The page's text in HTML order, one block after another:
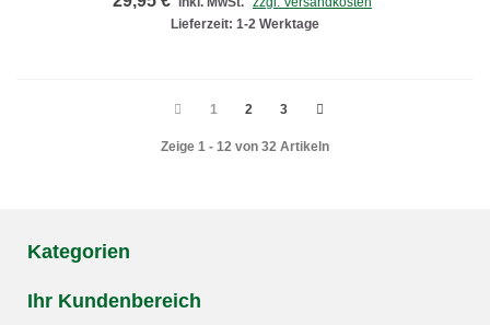
Lieferzeit: 1-2 Werktage
1 2 3
Zeige 1 - 12 von 32 Artikeln
Kategorien
Ihr Kundenbereich